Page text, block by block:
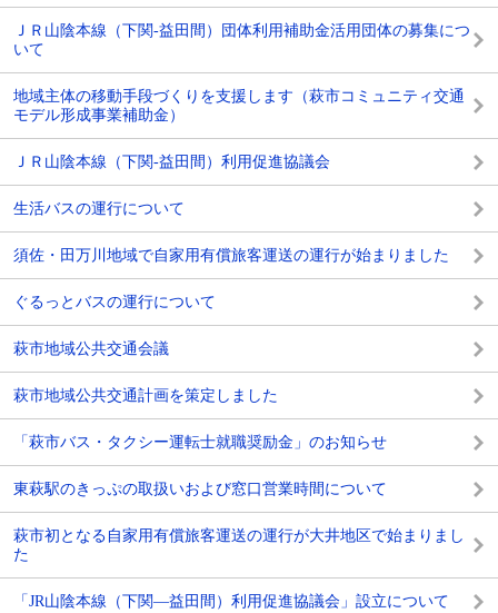
ＪＲ山陰本線（下関-益田間）団体利用補助金活用団体の募集につ
いて
地域主体の移動手段づくりを支援します（萩市コミュニティ交通
モデル形成事業補助金）
ＪＲ山陰本線（下関-益田間）利用促進協議会
生活バスの運行について
須佐・田万川地域で自家用有償旅客運送の運行が始まりました
ぐるっとバスの運行について
萩市地域公共交通会議
萩市地域公共交通計画を策定しました
「萩市バス・タクシー運転士就職奨励金」のお知らせ
東萩駅のきっぷの取扱いおよび窓口営業時間について
萩市初となる自家用有償旅客運送の運行が大井地区で始まりまし
た
「JR山陰本線（下関―益田間）利用促進協議会」設立について